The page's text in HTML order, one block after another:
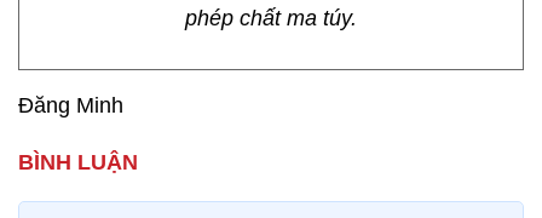
phép chất ma túy.
Đăng Minh